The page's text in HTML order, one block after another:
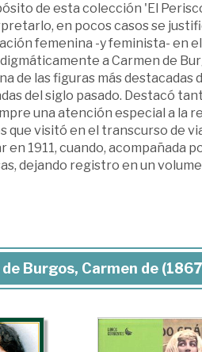
de esta colección 'El
en pocos casos se
femenina -y feminista- en
a Carmen de
de las figuras más
del siglo pasado. Destacó
una atención especial a la
que visitó en el transcurso de
en 1911, cuando, acompañada
dejando registro en un
Burgos, Carmen de